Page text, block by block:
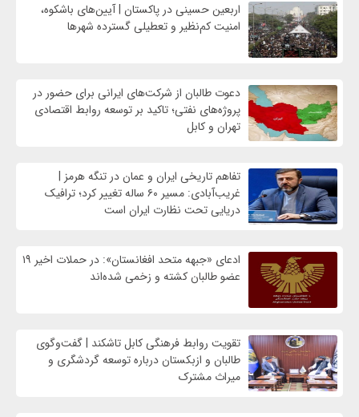
اربعین حسینی در پاکستان | آیین‌های باشکوه،
امنیت کم‌نظیر و تعطیلی گسترده شهرها
دعوت طالبان از شرکت‌های ایرانی برای حضور در
پروژه‌های نفتی؛ تاکید بر توسعه روابط اقتصادی
تهران و کابل
تفاهم تاریخی ایران و عمان در تنگه هرمز |
غریب‌آبادی: مسیر ۶۰ ساله تغییر کرد؛ ترافیک
دریایی تحت نظارت ایران است
ادعای «جبهه متحد افغانستان»: در حملات اخیر ۱۹
عضو طالبان کشته و زخمی شده‌اند
تقویت روابط فرهنگی کابل تاشکند | گفت‌وگوی
طالبان و ازبکستان درباره توسعه گردشگری و
میراث مشترک